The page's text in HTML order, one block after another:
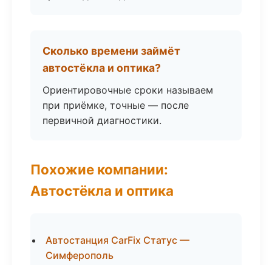
Сколько времени займёт
автостёкла и оптика?
Ориентировочные сроки называем
при приёмке, точные — после
первичной диагностики.
Похожие компании:
Автостёкла и оптика
Автостанция CarFix Статус —
Симферополь